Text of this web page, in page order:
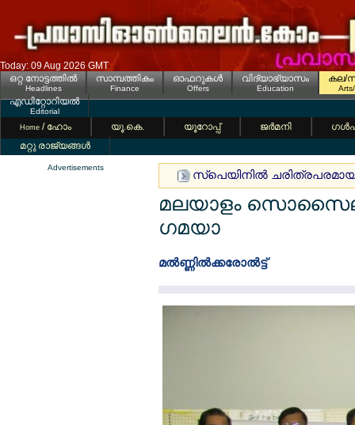
Today: 09 Aug 2026 GMT
ഒറ്റ നോട്ടത്തില്‍
Headlines
സാമ്പത്തികം
Finance
ഓഫറുകള്‍
Offers
വിദ്യാഭ്യാസം
Education
കല/
എഡിറ്റോറിയല്‍
Editorial
Home / ഹോം യൂ.കെ. യൂറോപ്പ് ജര്‍മനി
മറ്റു രാജ്യങ്ങള്‍
Advertisements
സ്പെയിനില്‍
മലയാളം
ഗമയാ
മല്‍ണ്ണില്‍ക്കരോല്‍ട്ട്